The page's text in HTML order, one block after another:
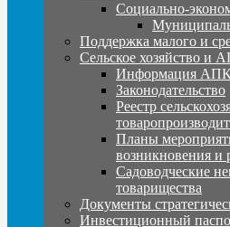
Социально-
Поддержка малого и
Сельское хозяйство и
Информация АПК
Законодательство
Реестр
Планы
возникновения
Садоводческие
товарищества
Документы
Инвестиционный